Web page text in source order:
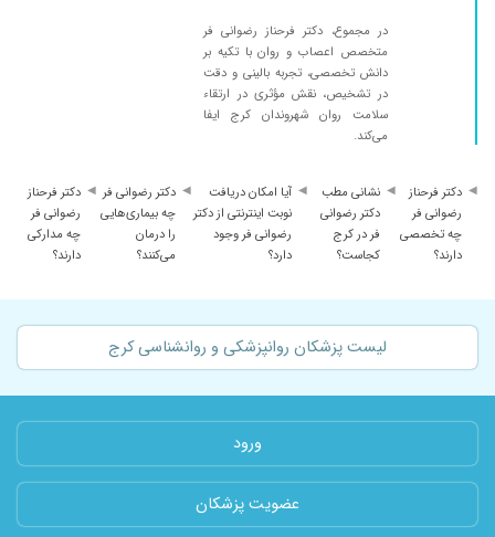
در مجموع، دکتر فرحناز رضوانی فر
متخصص اعصاب و روان با تکیه بر
دانش تخصصی، تجربه بالینی و دقت
در تشخیص، نقش مؤثری در ارتقاء
سلامت روان شهروندان کرج ایفا
می‌کند.
دکتر فرحناز
رضوانی فر
چه تخصصی
دارند؟
نشانی مطب
دکتر رضوانی
فر در کرج
کجاست؟
آیا امکان دریافت
نوبت اینترنتی از دکتر
رضوانی فر وجود
دارد؟
دکتر رضوانی فر
چه بیماری‌هایی
را درمان
می‌کنند؟
دکتر فرحناز
رضوانی فر
چه مدارکی
دارند؟
لیست پزشکان روانپزشکی و روانشناسی کرج
ورود
عضویت پزشکان